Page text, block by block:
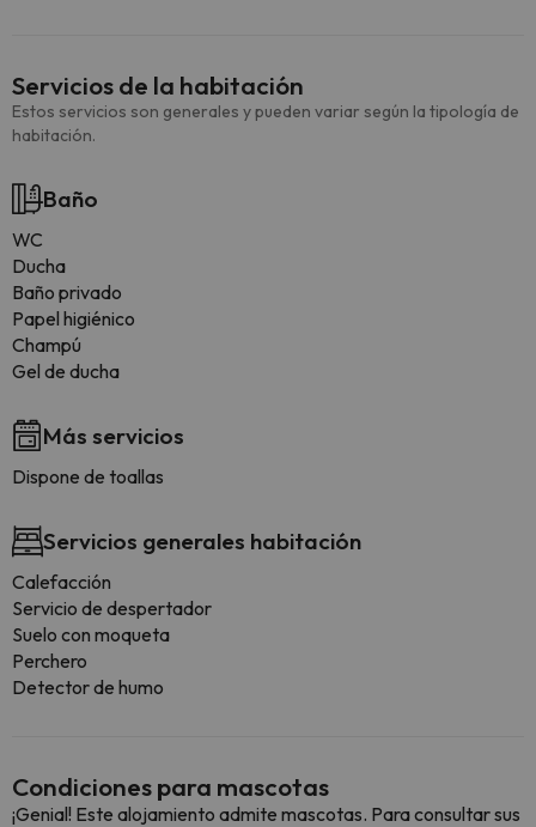
Servicios de la habitación
Estos servicios son generales y pueden variar según la tipología de
habitación.
Baño
WC
Ducha
Baño privado
Papel higiénico
Champú
Gel de ducha
Más servicios
Dispone de toallas
Servicios generales habitación
Calefacción
Servicio de despertador
Suelo con moqueta
Perchero
Detector de humo
Condiciones para mascotas
¡Genial! Este alojamiento admite mascotas. Para consultar sus